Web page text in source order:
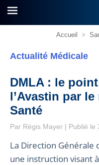
Accueil >
Actualité Médicale
DMLA : le
l’Avastin par
Santé
Par Régis Mayer | Publié le
La Direction Générale
une instruction visant